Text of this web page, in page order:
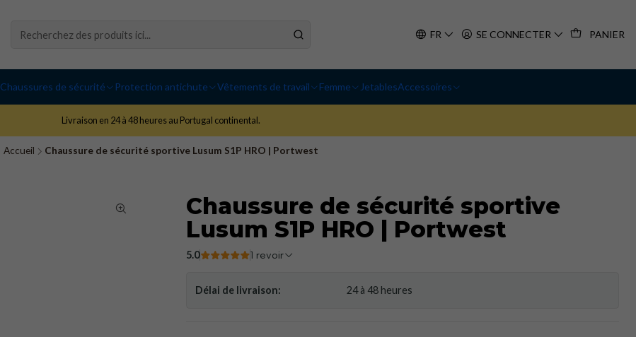
FR SE CONNECTER PANIER
Chaussures de sécurité Protection antichute Vêtements de travail Femme JetablesAccessoires
Livraison en 24 à 48 heures au Portugal continental.
Accueil Chaussure de sécurité sportive Lusum S1P HRO | Portwest
Chaussure de sécurité sportive
Lusum S1P HRO | Portwest
5.0 1 revoir
Délai de livraison: 24 à 48 heures